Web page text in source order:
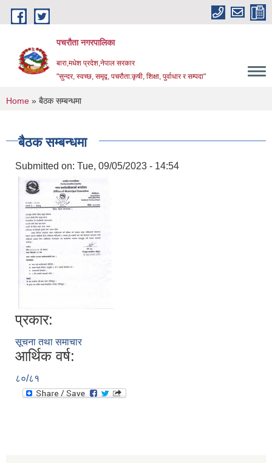
Skip to main content
पचरौता नगरपालिका
बारा,मधेश प्रदेश,नेपाल सरकार
"सुन्दर, स्वच्छ, समृद्व, पचरौता:कृषी, शिक्षा, पुर्वाधार र सम्पदा"
You are here
Home » बैठक सम्बन्धमा
बैठक सम्बन्धमा
Submitted on: Tue, 09/05/2023 - 14:54
प्रकार:
सूचना तथा समाचार
आर्थिक वर्ष:
८०/८१